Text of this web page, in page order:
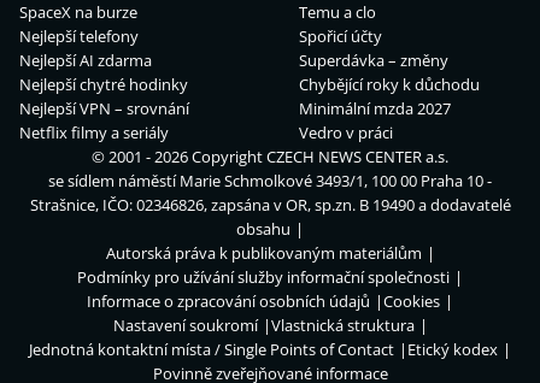
SpaceX na burze
Nejlepší telefony
Nejlepší AI zdarma
Nejlepší chytré hodinky
Nejlepší VPN – srovnání
Netflix filmy a seriály
Temu a clo
Spořicí účty
Superdávka – změny
Chybějící roky k důchodu
Minimální mzda 2027
Vedro v práci
© 2001 - 2026 CopyrightCZECH NEWS CENTER a.s.
se sídlem náměstí Marie Schmolkové 3493/1, 100 00 Praha 10 -
Strašnice, IČO: 02346826, zapsána v OR, sp.zn. B 19490 a dodavatelé
obsahu
Autorská práva k publikovaným materiálům
Podmínky pro užívání služby informační společnosti
Informace o zpracování osobních údajů
Cookies
Nastavení soukromí
Vlastnická struktura
Jednotná kontaktní místa / Single Points of Contact
Etický kodex
Povinně zveřejňované informace